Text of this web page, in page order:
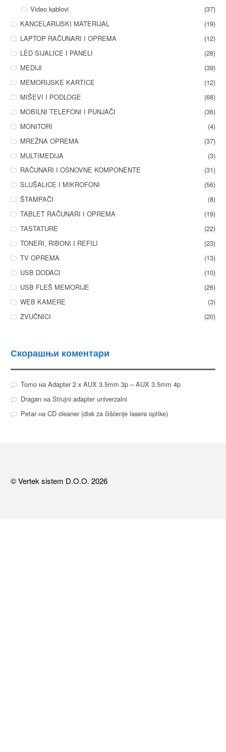
Video kablovi
(37)
KANCELARIJSKI MATERIJAL
(19)
LAPTOP RAČUNARI I OPREMA
(12)
LED SIJALICE I PANELI
(28)
MEDIJI
(39)
MEMORIJSKE KARTICE
(12)
MIŠEVI I PODLOGE
(68)
MOBILNI TELEFONI I PUNJAČI
(36)
MONITORI
(4)
MREŽNA OPREMA
(37)
MULTIMEDIJA
(3)
RAČUNARI I OSNOVNE KOMPONENTE
(31)
SLUŠALICE I MIKROFONI
(56)
ŠTAMPAČI
(8)
TABLET RAČUNARI I OPREMA
(19)
TASTATURE
(22)
TONERI, RIBONI I REFILI
(23)
TV OPREMA
(13)
USB DODACI
(10)
USB FLEŠ MEMORIJE
(26)
WEB KAMERE
(3)
ZVUČNICI
(20)
Скорашњи коментари
TomoнаAdapter 2 x AUX 3.5mm 3p – AUX 3.5mm 4p
DraganнаStrujni adapter univerzalni
PetarнаCD cleaner (disk za čišćenje lasera optike)
© Vertek sistem D.O.O. 2026